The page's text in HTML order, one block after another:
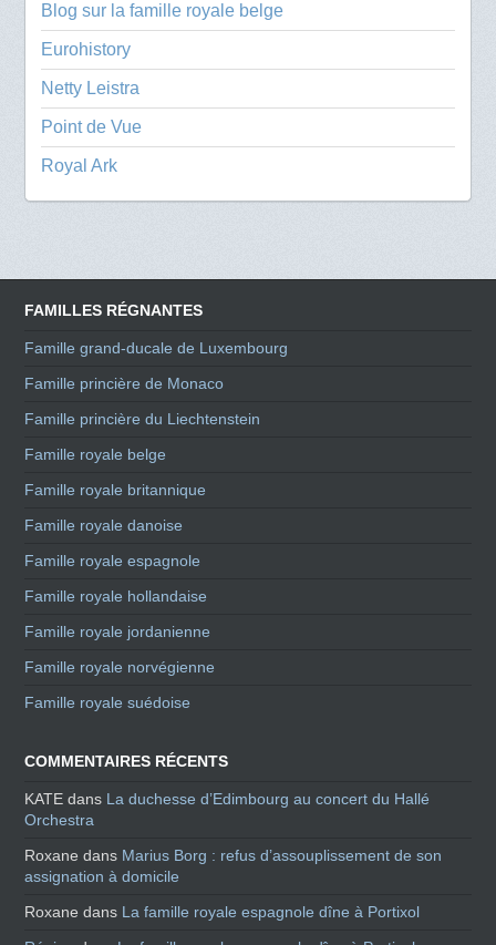
Blog sur la famille royale belge
Eurohistory
Netty Leistra
Point de Vue
Royal Ark
FAMILLES RÉGNANTES
Famille grand-ducale de Luxembourg
Famille princière de Monaco
Famille princière du Liechtenstein
Famille royale belge
Famille royale britannique
Famille royale danoise
Famille royale espagnole
Famille royale hollandaise
Famille royale jordanienne
Famille royale norvégienne
Famille royale suédoise
COMMENTAIRES RÉCENTS
KATE dans La duchesse d’Edimbourg au concert du Hallé
Orchestra
Roxane dans Marius Borg : refus d’assouplissement de son
assignation à domicile
Roxane dans La famille royale espagnole dîne à Portixol